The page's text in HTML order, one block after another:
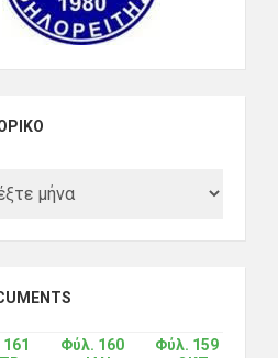
Φύλ. 160
Φύλ. 159